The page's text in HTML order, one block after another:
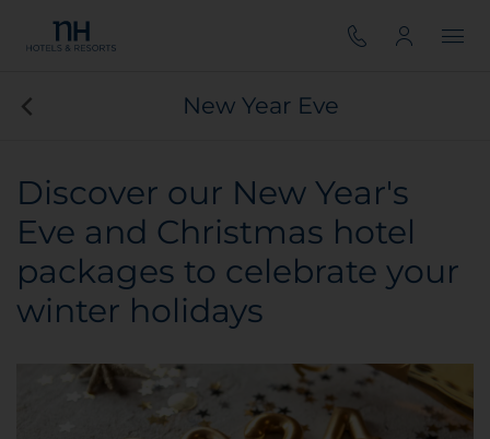
New Year Eve
Discover our New Year's
Eve and Christmas hotel
packages to celebrate your
winter holidays